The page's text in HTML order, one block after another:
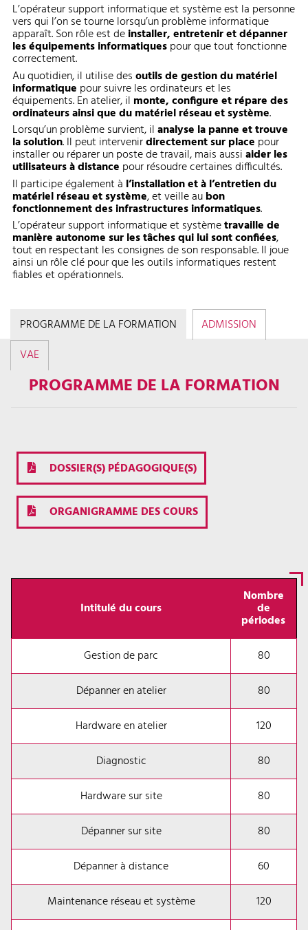
L’opérateur support informatique et système est la personne
vers qui l’on se tourne lorsqu’un problème informatique
apparaît. Son rôle est deinstaller, entretenir et dépanner
les équipements informatiquespour que tout fonctionne
correctement.
Au quotidien, il utilise desoutils de gestion du matériel
informatique pour suivre les ordinateurs et les
équipements. En atelier, il monte, configure et répare des
ordinateurs ainsi que du matériel réseau et système.
Lorsqu’un problème survient, ilanalyse la panne et trouve
la solution. Il peut intervenirdirectement sur place pour
installer ou réparer un poste de travail, mais aussiaider les
utilisateurs à distance pour résoudre certaines difficultés.
Il participe également à l’installation et à l’entretien du
matériel réseau et système, et veille aubon
fonctionnement des infrastructures informatiques.
L’opérateur support informatique et systèmetravaille de
manière autonome sur les tâches qui lui sont confiées,
tout en respectant les consignes de son responsable. Il joue
ainsi un rôle clé pour que les outils informatiques restent
fiables et opérationnels.
PROGRAMME DE LA FORMATION
ADMISSION
VAE
PROGRAMME DE LA FORMATION
DOSSIER(S) PÉDAGOGIQUE(S)
ORGANIGRAMME DES COURS
Intitulé du cours
Nombre
de
périodes
Gestion de parc
80
Dépanner en atelier
80
Hardware en atelier
120
Diagnostic
80
Hardware sur site
80
Dépanner sur site
80
Dépanner à distance
60
Maintenance réseau et système
120